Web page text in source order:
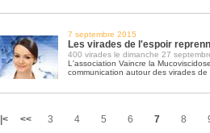
7 septembre 2015
Les virades de l'espoir
400 virades le dimanche 27
L'association Vaincre la
communication autour des virades de
|< << 3 4 5 6 7 8